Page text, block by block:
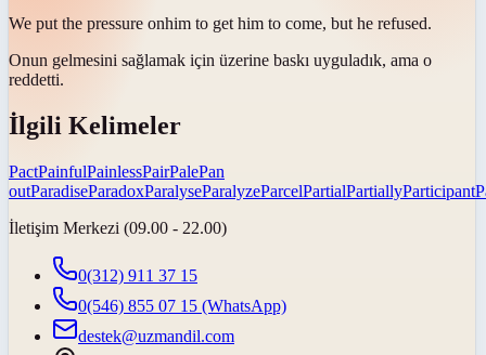
We put the pressure onhim to get him to come, but he refused.
Onun gelmesini sağlamak için üzerine baskı uyguladık, ama o
reddetti.
İlgili Kelimeler
PactPainfulPainlessPairPalePan
outParadiseParadoxParalyseParalyzeParcelPartialPartiallyParticipant
İletişim Merkezi (09.00 - 22.00)
0(312) 911 37 15
0(546) 855 07 15 (WhatsApp)
destek@uzmandil.com